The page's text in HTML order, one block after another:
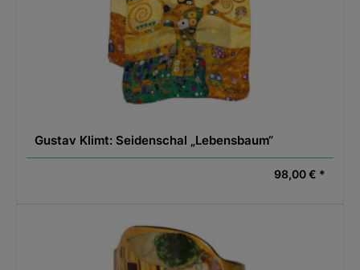
Gustav Klimt: Seidenschal „Lebensbaum“
98,00 € *